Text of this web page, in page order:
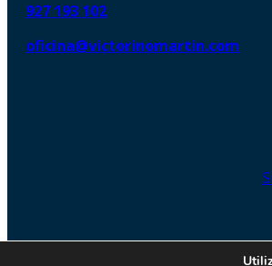
927 193 102
oficina@victorinomartin.com
©